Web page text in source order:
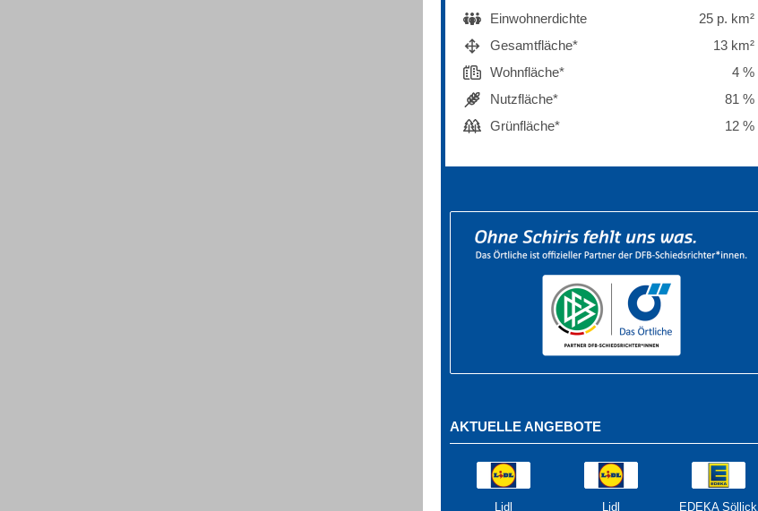
Einwohnerdichte
25 p. km²
Gesamtfläche*
13 km²
Wohnfläche*
4 %
Nutzfläche*
81 %
Grünfläche*
12 %
AKTUELLE ANGEBOTE
Lidl Lidl EDEKA Söllick